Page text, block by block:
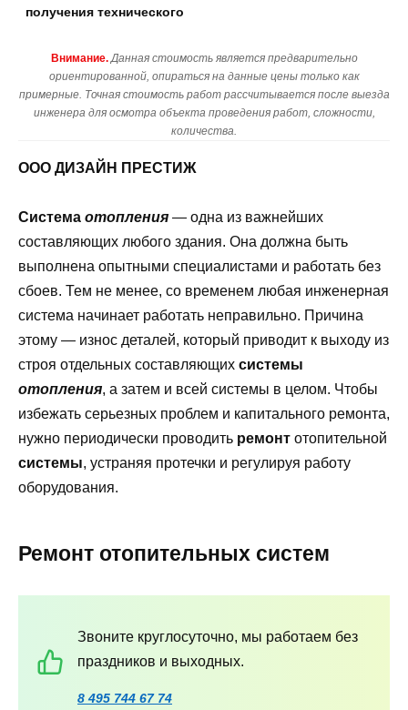
получения технического
Внимание. Данная стоимость является предварительно
ориентированной, опираться на данные цены только как
примерные. Точная стоимость работ рассчитывается после выезда
инженера для осмотра объекта проведения работ, сложности,
количества.
ООО ДИЗАЙН ПРЕСТИЖ
Система отопления — одна из важнейших
составляющих любого здания. Она должна быть
выполнена опытными специалистами и работать без
сбоев. Тем не менее, со временем любая инженерная
система начинает работать неправильно. Причина
этому — износ деталей, который приводит к выходу из
строя отдельных составляющих системы
отопления, а затем и всей системы в целом. Чтобы
избежать серьезных проблем и капитального ремонта,
нужно периодически проводить ремонт отопительной
системы, устраняя протечки и регулируя работу
оборудования.
Ремонт отопительных систем
Звоните круглосуточно, мы работаем без
праздников и выходных.
8 495 744 67 74